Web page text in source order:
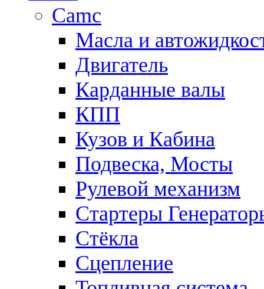
Camc
Масла и
Двигатель
Карданные валы
КПП
Кузов и Кабина
Подвеска, Мосты
Рулевой механизм
Стартеры
Стёкла
Сцепление